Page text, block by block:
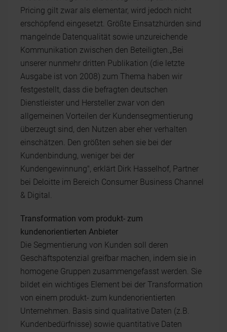
Pricing gilt zwar als elementar, wird jedoch nicht
erschöpfend eingesetzt. Größte Einsatzhürden sind
mangelnde Datenqualität sowie unzureichende
Kommunikation zwischen den Beteiligten.„Bei
unserer nunmehr dritten Publikation (die letzte
Ausgabe ist von 2008) zum Thema haben wir
festgestellt, dass die befragten deutschen
Dienstleister und Hersteller zwar von den
allgemeinen Vorteilen der Kundensegmentierung
überzeugt sind, den Nutzen aber eher verhalten
einschätzen. Den größten sehen sie bei der
Kundenbindung, weniger bei der
Kundengewinnung", erklärt Dirk Hasselhof, Partner
bei Deloitte im Bereich Consumer Business Channel
& Digital.
Transformation vom produkt- zum
kundenorientierten Anbieter
Die Segmentierung von Kunden soll deren
Geschäftspotenzial greifbar machen, indem sie in
homogene Gruppen zusammengefasst werden. Sie
bildet ein wichtiges Element bei der Transformation
von einem produkt- zum kundenorientierten
Unternehmen. Basis sind qualitative Daten (z.B.
Kundenbedürfnisse) sowie quantitative Daten